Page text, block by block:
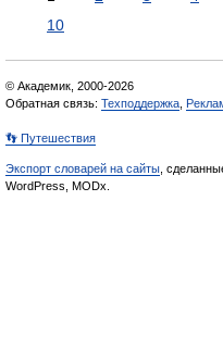
10
© Академик, 2000-2026
Обратная связь: Техподдержка
👣 Путешествия
Экспорт словарей на сайты ,
WordPress, MODx.